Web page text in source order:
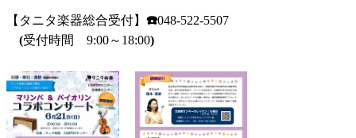
【タニタ楽器総合受付】 ☎️048-522-5507
(受付時間 9:00～18:00)